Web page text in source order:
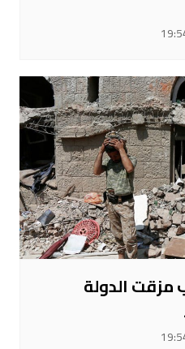
مزقت الدولة